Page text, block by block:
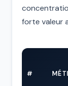
forte valeur
#